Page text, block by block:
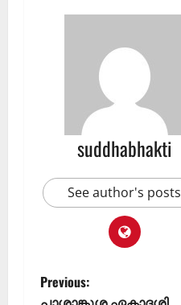
suddhabhakti
See author's posts
Previous: